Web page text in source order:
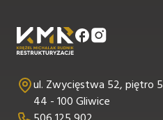
ul. Zwycięstwa 52, piętro 5
44 - 100 Gliwice